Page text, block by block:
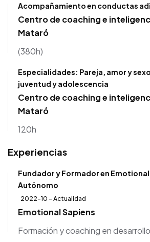
Acompañamiento en conductas
Centro de coaching e
Mataró
(380h)
Especialidades: Pareja, amor y
juventud y adolescencia
Centro de coaching e
Mataró
120h
Experiencias
Fundador y Formador en Emotional
Autónomo
2022-10 - Actualidad
Emotional Sapiens
Formación y coaching en